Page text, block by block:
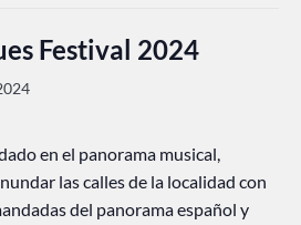
Festival 2024
en el panorama musical,
las calles de la localidad con
del panorama español y